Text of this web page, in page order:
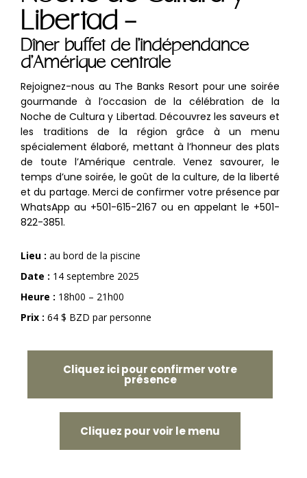
Libertad -
Dîner buffet de l’indépendance
d’Amérique centrale
Rejoignez-nous au The Banks Resort pour une soirée
gourmande à l’occasion de la célébration de la
Noche de Cultura y Libertad. Découvrez les saveurs et
les traditions de la région grâce à un menu
spécialement élaboré, mettant à l’honneur des plats
de toute l’Amérique centrale. Venez savourer, le
temps d’une soirée, le goût de la culture, de la liberté
et du partage. Merci de confirmer votre présence par
WhatsApp au +501-615-2167 ou en appelant le +501-
822-3851.
Lieu : au bord de la piscine
Date : 14 septembre 2025
Heure : 18h00 – 21h00
Prix : 64 $ BZD par personne
Cliquez ici pour confirmer votre
présence
Cliquez pour voir le menu